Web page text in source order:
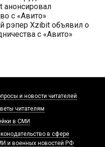
анонсировал
с «Авито»
рэпер Xzibit объявил о
с «Авито»
и новости читателей
читателям
в СМИ
в сфере
и военных новостей РФ